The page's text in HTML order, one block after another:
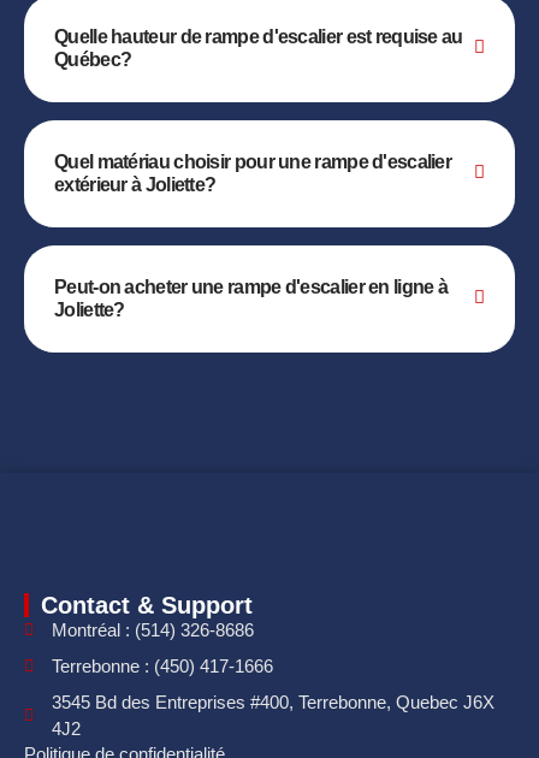
Quelle hauteur de rampe d'escalier est requise au
Québec?
Quel matériau choisir pour une rampe d'escalier
extérieur à Joliette?
Peut-on acheter une rampe d'escalier en ligne à
Joliette?
Contact & Support
Montréal : (514) 326-8686
Terrebonne : (450) 417-1666
3545 Bd des Entreprises #400, Terrebonne, Quebec J6X
4J2
Politique de confidentialité